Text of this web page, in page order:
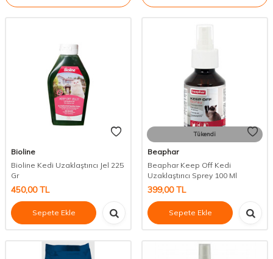
Bioline
Bioline Kedi Uzaklaştırıcı Jel 225
Gr
450,00TL
Sepete Ekle
Tükendi
Beaphar
Beaphar Keep Off Kedi
Uzaklaştırıcı Sprey 100 Ml
399,00TL
Sepete Ekle